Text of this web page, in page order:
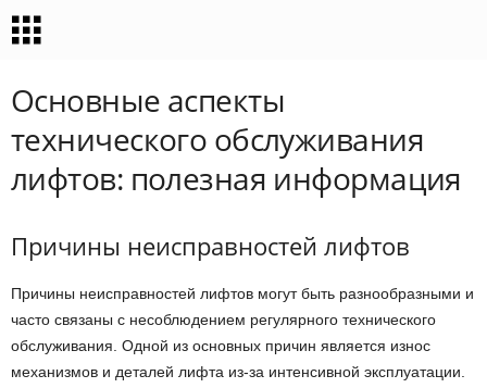
Основные аспекты
технического обслуживания
лифтов: полезная информация
Причины неисправностей лифтов
Причины неисправностей лифтов могут быть разнообразными и
часто связаны с несоблюдением регулярного технического
обслуживания. Одной из основных причин является износ
механизмов и деталей лифта из-за интенсивной эксплуатации.